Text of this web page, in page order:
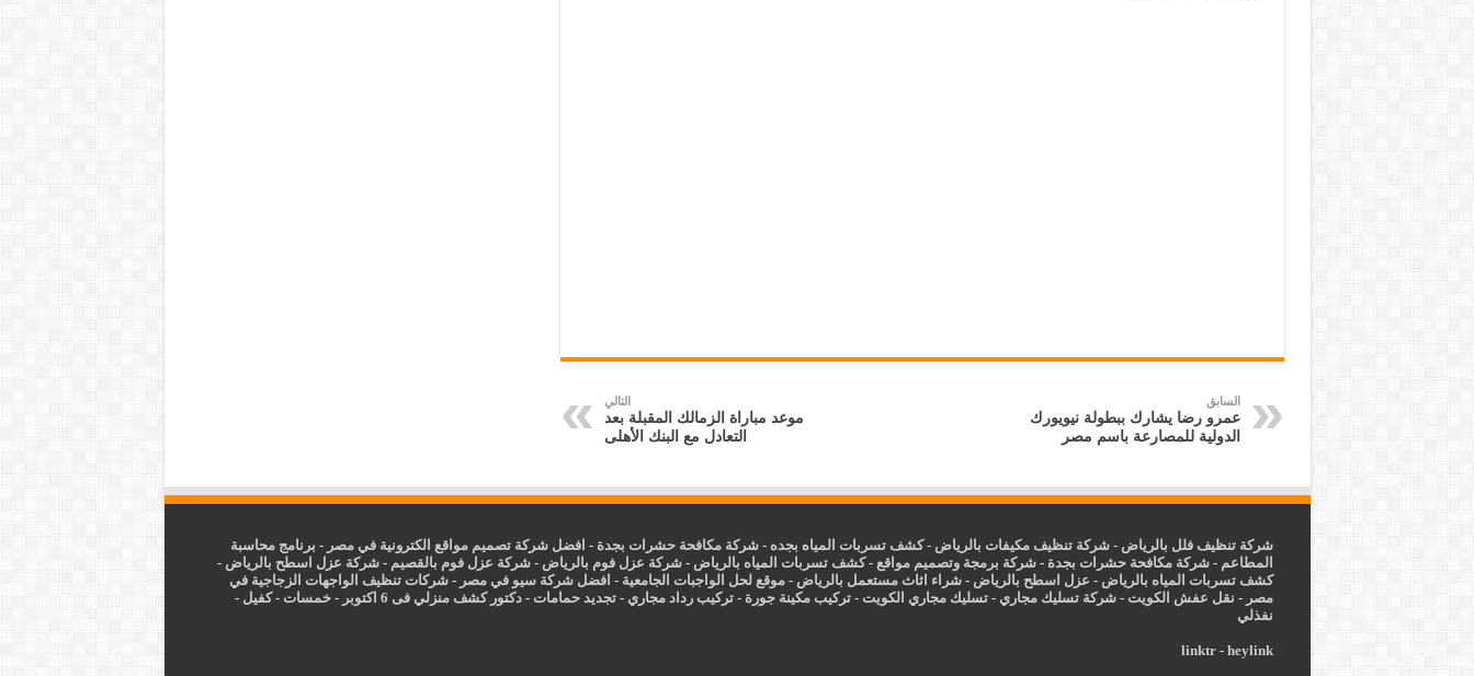
السابق
عمرو رضا يشارك ببطولة نيويورك
الدولية للمصارعة باسم مصر
التالي
موعد مباراة الزمالك المقبلة بعد
التعادل مع البنك الأهلى
شركة تنظيف فلل بالرياض -شركة تنظيف مكيفات بالرياض -كشف تسربات المياه بجده -شركة مكافحة حشرات بجدة - افضل شركة تصميم مواقع الكترونية في مصر - برنامج محاسبة
المطاعم -شركة مكافحة حشرات بجدة -شركة برمجة وتصميم مواقع -كشف تسربات المياه بالرياض -شركة عزل فوم بالرياض -شركة عزل فوم بالقصيم -شركة عزل اسطح بالرياض -
كشف تسربات المياه بالرياض - عزل اسطح بالرياض -شراء اثاث مستعمل بالرياض - موقع لحل الواجبات الجامعية - افضل شركة سيو في مصر -شركات تنظيف الواجهات الزجاجية في
مصر - نقل عفش الكويت -شركة تسليك مجاري -تسليك مجاري الكويت -تركيب مكينة جورة -تركيب رداد مجاري -تجديد حمامات -دكتور كشف منزلي فى 6 اكتوبر -خمسات -كفيل -
نفذلي
linktr- heylink